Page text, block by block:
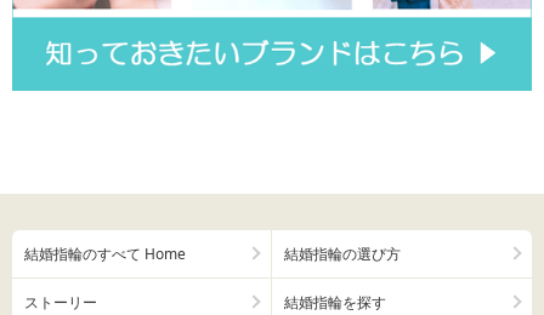
結婚指輪のすべて Home 結婚指輪の選び方
ストーリー 結婚指輪を探す